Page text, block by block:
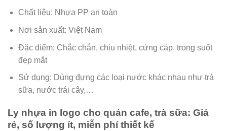
Chất liệu: Nhựa PP an toàn
Nơi sản xuất: Việt Nam
Đặc điểm: Chắc chắn, chịu nhiệt, cứng cáp, trong suốt
đẹp mắt
Sử dụng: Dùng đựng các loại nước khác nhau như trà
sữa, nước trái cây,…
Ly nhựa in logo cho quán cafe, trà sữa: Giá
rẻ, số lượng ít, miễn phí thiết kế